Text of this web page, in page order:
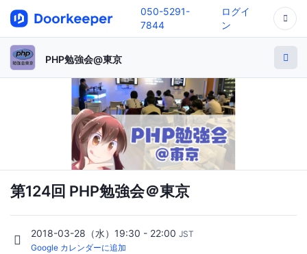
050-5291-
7844
ログイ
ン
PHP勉強会@東京
第124回 PHP勉強会＠東京
2018-03-28（水）19:30 - 22:00 JST
Google カレンダーに追加